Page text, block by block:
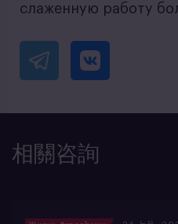
слаженную работу
相關咨詢